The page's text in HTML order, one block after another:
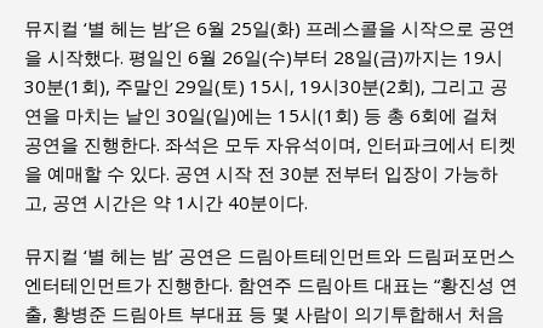
뮤지컬 ‘별 헤는 밤’은 6월 25일(화) 프레스콜을 시작으로 공연
을 시작했다. 평일인 6월 26일(수)부터 28일(금)까지는 19시
30분(1회), 주말인 29일(토) 15시, 19시30분(2회), 그리고 공
연을 마치는 날인 30일(일)에는 15시(1회) 등 총 6회에 걸쳐
공연을 진행한다. 좌석은 모두 자유석이며, 인터파크에서 티켓
을 예매할 수 있다. 공연 시작 전 30분 전부터 입장이 가능하
고, 공연 시간은 약 1시간 40분이다.
뮤지컬 ‘별 헤는 밤’ 공연은 드림아트테인먼트와 드림퍼포먼스
엔터테인먼트가 진행한다. 함연주 드림아트 대표는 “황진성 연
출, 황병준 드림아트 부대표 등 몇 사람이 의기투합해서 처음